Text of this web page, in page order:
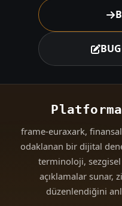
frame-euraxark,
odaklanan bir dijital
terminoloji,
açıklamalar sunar,
düzenlendiğini